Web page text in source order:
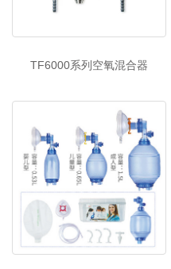
TF6000系列空氧混合器